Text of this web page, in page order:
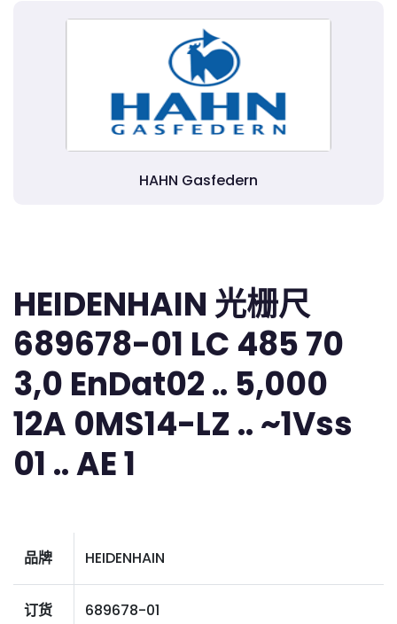
HAHN Gasfedern
HEIDENHAIN 光栅尺
689678-01 LC 485 70
3,0 EnDat02 .. 5,000
12A 0MS14-LZ .. ~1Vss
01 .. AE 1
品牌 HEIDENHAIN
订货
689678-01